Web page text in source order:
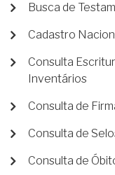
Busca de
Cadastro
Consulta
Inventários
Consulta de
Consulta de
Consulta de